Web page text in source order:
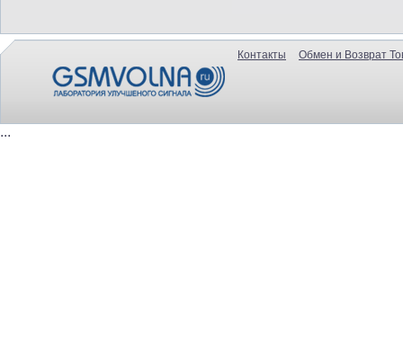
Контакты Обмен и Возврат
...